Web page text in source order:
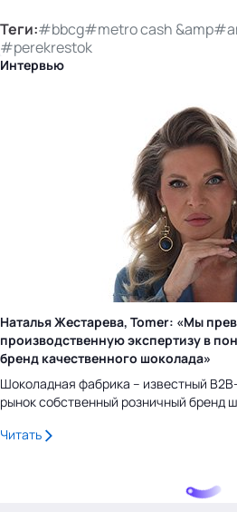
Теги:#bbcg#metro cash &amp
#perekrestok
Интервью
Наталья Жестарева, Tomer: «Мы
производственную экспертизу в
бренд качественного шоколада»
Шоколадная фабрика – известный
рынок собственный розничный бренд
Читать